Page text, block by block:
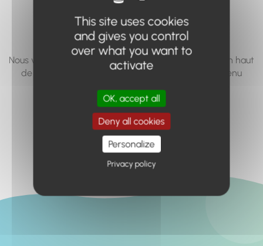
pas... ou plus.
Nous vous invitons à utiliser le moteur de recherche en haut
de page, ou à utiliser le menu pour trouver le contenu
Retour à l'accueil
This site uses cookies
and gives you control
over what you want to
activate
OK, accept all
Deny all cookies
Personalize
Privacy policy